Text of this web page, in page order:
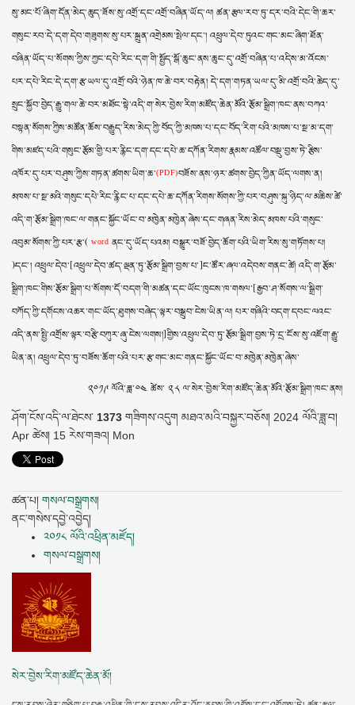
སུ་མང་པོ་ཞིག་དོན་མེད་ཆུད་ཟོས་སུ་འགྲོ་དང་འགྲོ་བཞིན་ཡོད་ལ། ཚན་རྩལ་རབ་ཏུ་དར་བའི་དེང་གི་ཆར་
གསུང་རབ་དེ་དག་དེབ་གཟུགས་སུ་པར་སྐྲུན་འགྲེམས་སྤེལ་དང་། འཕྲུལ་དེབ་ཏུའང་གང་མང་ཞིག་ཐོན་
བཞིན་ཡོད་པ་སོགས་ཀྱིས་ཀྱང་དཔེ་རིང་དག་གི་སྤྱོད་སྒོ་ཆུང་ནས་ཆུང་དུ་འགྲོ་བཞིན་པ་འདིས་མ་འོངས་
པར་དཔེ་རིང་དེ་དག་རྩ་ཡལ་དུ་འགྲོ་བའི་ཉེན་ཁ་ཆེ་བར་བརྟེན། དེ་དག་གཏན་ཡལ་དུ་མི་འགྲོ་བའི་ཆེད་དུ་
སྲུང་སྐྱོབ་བྱེད་རྒྱུ་གལ་ཆེ་བར་མཐོང་སྟེ་འདི་ག་སེར་བྱེས་རིག་མཛོད་ཆེན་མོའི་རྩོམ་སྒྲིག་ཁང་ནས་བཀའ་
བསྟན་སོགས་ཀྱིས་མཚོན་ཆོས་བརྒྱུད་རིས་མེད་ཀྱི་བོད་ཀྱི་མཁས་པ་དང་བོད་རིག་པའི་མཁས་པ་སྔ་མ་དག་
གིས་མཛད་པའི་གསུང་རྩོམ་གྱི་པར་རྙིང་དག་དང་དཔེ་ཆ་དཀོན་རིགས་རྣམས་འཚོལ་བསྡུ་བྱས་ཏེ་རྩིས་
འཁོར་དུ་པར་བཤུས་ཀྱིས་གཏན་ཚགས་ཡིག་ཆ་(PDF)བཟོས་ནས་ཉར་ཚགས་བྱེད་ཀྱིན་ཡོད་ལགས་ན།
མཁས་པ་སྔ་མའི་གསུང་དཔེ་རིང་རྙིང་པ་དང་དཔེ་ཆ་དཀོན་རིགས་སོགས་ཀྱི་པར་བཤུས་སྐུ་ཉིད་ལ་མཆིས་ཚེ་
འདི་ག་རྩོམ་སྒྲིག་ཁང་ལ་གནང་སྐྱོང་ཡོང་བ་མཁྱེན་མཁྱེན་ཞེས་དང་གཞན་རིས་མེད་མཁས་པའི་གསུང་
འབུམ་སོགས་ཀྱི་པར་རྩ་(word ནང་དུ་ཡོད་པའམ། བསྒྱུར་བཟོ་བྱེད་ཆོག་པའི་ཡིག་རིས་སུ་གཏོགས་པ།
)དང་། འཕྲུལ་དེབ་[འཕྲུལ་དེབ་ཚད་ལྡན་ཏུ་རྩོམ་སྒྲིག་བྱས་པ་]ང་ཚོར་ཞལ་འདེབས་གནང་ཚེ། འདི་ག་རྩོམ་
སྒྲིག་ཁང་གིས་རྩོམ་སྒྲིག་པ་སོགས་དོ་བདག་གི་མཚན་དང་ཡོང་ཁུངས་ཁ་གསལ་[རྒྱབ་ཤ་སོགས་ལ་སྒྲིག་
བཀོད་ཀྱི་དགོངས་འཆར་གང་ཡོད་ཐུགས་བཞེད་ལྟར་བསྒྲུབ་ངེས་ཡིན་ལ། པར་གཞིའི་བདག་དབང་ལའང་
འདི་ནས་སྤྱི་འགྲོས་ལྟར་བརྩི་བཀུར་ཞུ་ངེས་ལགས།]གྱིས་འཕྲུལ་དེབ་ཏུ་རྩོམ་སྒྲིག་བྱས་ཏེ་དྲ་ངོས་སུ་འཇོག་རྒྱུ་
ཡིན་ན། འཕྲུལ་དེབ་ཏུ་བཟོས་ཆོག་པའི་པར་རྩ་གང་མང་གནང་སྐྱོང་ཡོང་བ་མཁྱེན་མཁྱེན་ཞེས་
༢༠༡༩ ལོའི་ཟླ་༠༤ ཚེས་ ༢༨ ལ་སེར་བྱེས་རིག་མཛོད་ཆེན་མོའི་རྩོམ་སྒྲིག་ཁང་ནས།
ཤོག་ངོས་འདི་ལ་ཐེངས་ 1373 གཟིགས་འདུག མཐའ་མའི་བསྐྱར་བཅོས། 2024 ལོའི་ཟླ་བ།
Apr ཚེས། 15 རེས་གཟའ། Mon
ཚན་པ། གསལ་བསྒྲགས།
ནང་གསེས་དབྱེ་འབྱེད།
༢༠༡༨ ལོའི་འཕྲིན་མཛོད།
གསལ་བསྒྲགས།
སེར་བྱེས་རིག་མཛོད་ཆེན་མོ།